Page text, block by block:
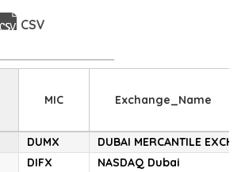
CSV
MIC Exchange_Name
DUMX
DUBAI MERCANTILE
DIFX
NASDAQ Dubai